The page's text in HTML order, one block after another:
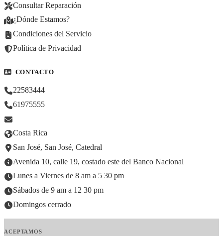
Consultar Reparación
¿Dónde Estamos?
Condiciones del Servicio
Política de Privacidad
CONTACTO
22583444
61975555
Costa Rica
San José, San José, Catedral
Avenida 10, calle 19, costado este del Banco Nacional
Lunes a Viernes de 8 am a 5 30 pm
Sábados de 9 am a 12 30 pm
Domingos cerrado
ACEPTAMOS